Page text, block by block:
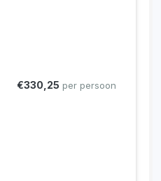
€330,25 per persoon